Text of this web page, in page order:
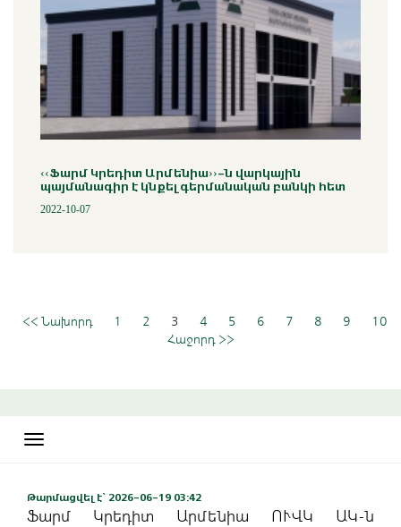
‹‹Ֆարմ Կրեդիտ Արմենիա››-ն վարկային
պայմանագիր է կնքել գերմանական բանկի հետ
2022-10-07
<< Նախորդ 1 2 3 4 5 6 7 8 9
10
Հաջորդ >>
Toggle
Թարմացվել է` 2026-06-19 03:42
Ֆարմ Կրեդիտ Արմենիա ՈՒՎԿ ԱԿ-ն